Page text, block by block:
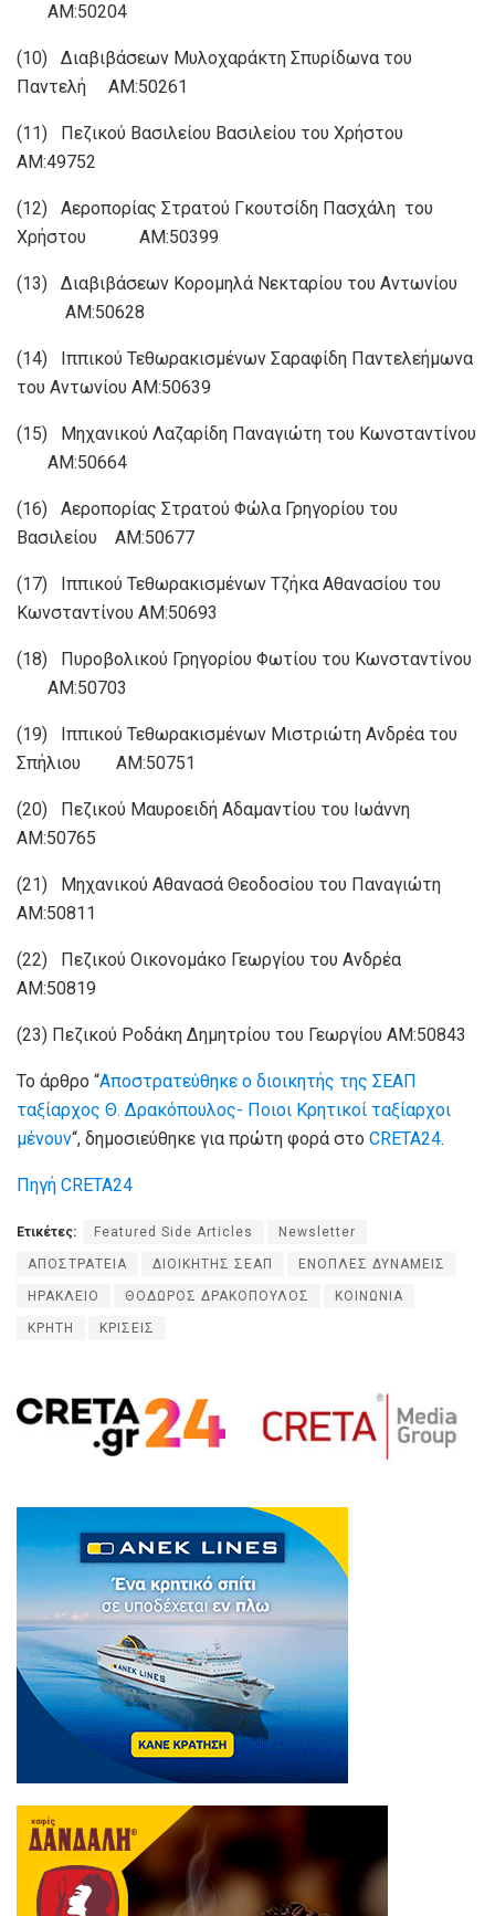
ΑΜ:50204
(10) Διαβιβάσεων Μυλοχαράκτη Σπυρίδωνα του
Παντελή ΑΜ:50261
(11) Πεζικού Βασιλείου Βασιλείου του Χρήστου
ΑΜ:49752
(12) Αεροπορίας Στρατού Γκουτσίδη Πασχάλη του
Χρήστου ΑΜ:50399
(13) Διαβιβάσεων Κορομηλά Νεκταρίου του Αντωνίου
ΑΜ:50628
(14) Ιππικού Τεθωρακισμένων Σαραφίδη Παντελεήμωνα
του Αντωνίου ΑΜ:50639
(15) Μηχανικού Λαζαρίδη Παναγιώτη του Κωνσταντίνου
ΑΜ:50664
(16) Αεροπορίας Στρατού Φώλα Γρηγορίου του
Βασιλείου ΑΜ:50677
(17) Ιππικού Τεθωρακισμένων Τζήκα Αθανασίου του
Κωνσταντίνου ΑΜ:50693
(18) Πυροβολικού Γρηγορίου Φωτίου του Κωνσταντίνου
ΑΜ:50703
(19) Ιππικού Τεθωρακισμένων Μιστριώτη Ανδρέα του
Σπήλιου ΑΜ:50751
(20) Πεζικού Μαυροειδή Αδαμαντίου του Ιωάννη
ΑΜ:50765
(21) Μηχανικού Αθανασά Θεοδοσίου του Παναγιώτη
ΑΜ:50811
(22) Πεζικού Οικονομάκο Γεωργίου του Ανδρέα
ΑΜ:50819
(23) Πεζικού Ροδάκη Δημητρίου του Γεωργίου ΑΜ:50843
Το άρθρο “Αποστρατεύθηκε ο διοικητής της ΣΕΑΠ
ταξίαρχος Θ. Δρακόπουλος- Ποιοι Κρητικοί ταξίαρχοι
μένουν“, δημοσιεύθηκε για πρώτη φορά στο CRETA24.
Πηγή CRETA24
Ετικέτες: Featured Side Articles Newsletter
ΑΠΟΣΤΡΑΤΕΙΑ ΔΙΟΙΚΗΤΗΣ ΣΕΑΠ ΕΝΟΠΛΕΣ ΔΥΝΑΜΕΙΣ
ΗΡΑΚΛΕΙΟ ΘΟΔΩΡΟΣ ΔΡΑΚΟΠΟΥΛΟΣ ΚΟΙΝΩΝΙΑ
ΚΡΗΤΗ ΚΡΙΣΕΙΣ